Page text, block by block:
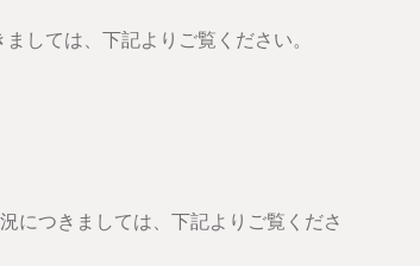
しては、下記よりご覧ください。
につきましては、下記よりご覧くださ